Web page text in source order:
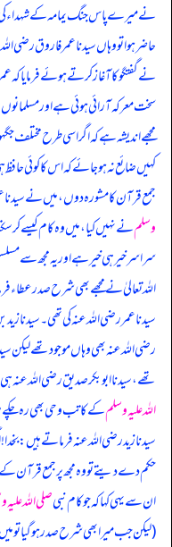
نے میرے پاس جنگ یمامہ کے شہداء کی
حاضر ہوا تو وہاں سیدنا عمر فاروق رضی
نے گفتگو کا آغاز کرتے ہوئے فرمایا
سخت معرکہ آرائی ہوئی ہے اور
مجھے اندیشہ ہے کہ اگر اسی طرح مختلف
کہیں ضائع نہ ہو جائے کہ اس کا کوئی
جمع قرآن کا مشورہ دوں، میں نے سیدنا
وسلمنے نہیں کیا، میں وہ کام کیسے کر
سراسر خیر ہی خیر ہے اور یہ مجھ سے
اللہ تعالیٰ نے مجھے بھی شرح صدر عطاء
سیدنا عمر رضی اللہ عنہ کی تھی۔ سیدنا
رضی اللہ عنہ بھی وہاں موجود تھے
تھے، سیدنا ابوبکر صدیق رضی اللہ عنہ
اللہ علیہ وسلمکے کاتب وحی بھی رہ
سیدنا زید رضی اللہ عنہ فرماتے ہیں:
حکم دے دیتے تو وہ مجھ پر جمع قرآن
ان سے یہی کہا کہ جو کام نبیصلی اللہ
(لیکن جب میرا بھی شرح صدر ہو گیا تو